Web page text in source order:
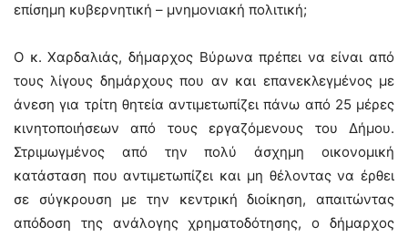
επίσημη κυβερνητική – μνημονιακή πολιτική;
Ο κ. Χαρδαλιάς, δήμαρχος Βύρωνα πρέπει να είναι από
τους λίγους δημάρχους που αν και επανεκλεγμένος με
άνεση για τρίτη θητεία αντιμετωπίζει πάνω από 25 μέρες
κινητοποιήσεων από τους εργαζόμενους του Δήμου.
Στριμωγμένος από την πολύ άσχημη οικονομική
κατάσταση που αντιμετωπίζει και μη θέλοντας να έρθει
σε σύγκρουση με την κεντρική διοίκηση, απαιτώντας
απόδοση της ανάλογης χρηματοδότησης, ο δήμαρχος